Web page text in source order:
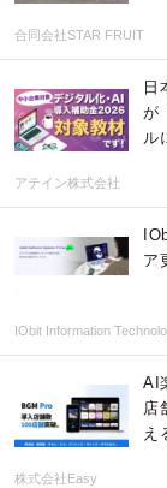
合同会社STAR FRUIT
日
が
ル
アテイン株式会社
ア
IObit Information
AI
店
え
株式会社Easy